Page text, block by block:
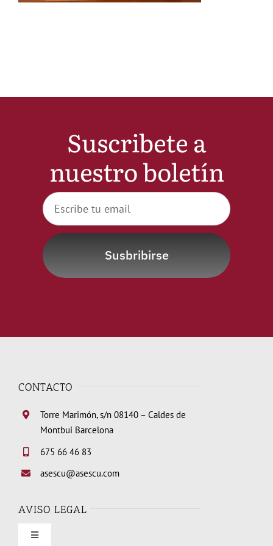
Contactar
WooCommerce My Account
WooCommerce Cart
Suscribete a
nuestro boletín
Susbribirse
CONTACTO
Torre Marimón, s/n 08140 – Caldes de
Montbui Barcelona
675 66 46 83
asescu@asescu.com
AVISO LEGAL
Toggle